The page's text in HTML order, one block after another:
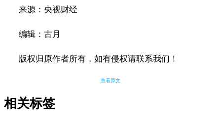
来源：央视财经
编辑：古月
版权归原作者所有，如有侵权请联系我们！
查看原文
相关标签